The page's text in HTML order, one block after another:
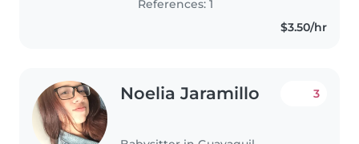
también tengo conocimiento de
References: 1
$3.50/hr
Noelia Jaramillo 3